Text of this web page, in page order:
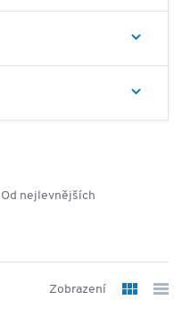
Od nejlevnějších
Zobrazení